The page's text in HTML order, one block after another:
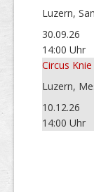
Luzern,
30.09.26
14:00 Uhr
Circus Knie
Luzern,
10.12.26
14:00 Uhr